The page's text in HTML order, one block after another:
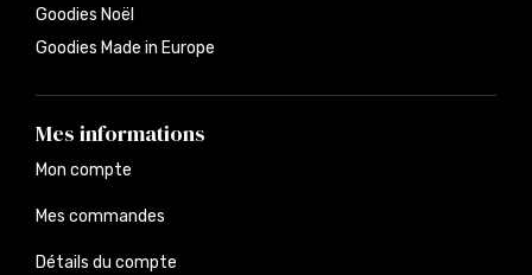
Goodies Noël
Goodies Made in Europe
Mes informations
Mon compte
Mes commandes
Détails du compte